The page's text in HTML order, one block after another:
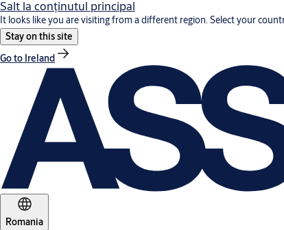
Salt la conţinutul principal
It looks like you are visiting from a different region. Select your
Stay on this site
Go to Ireland
Romania